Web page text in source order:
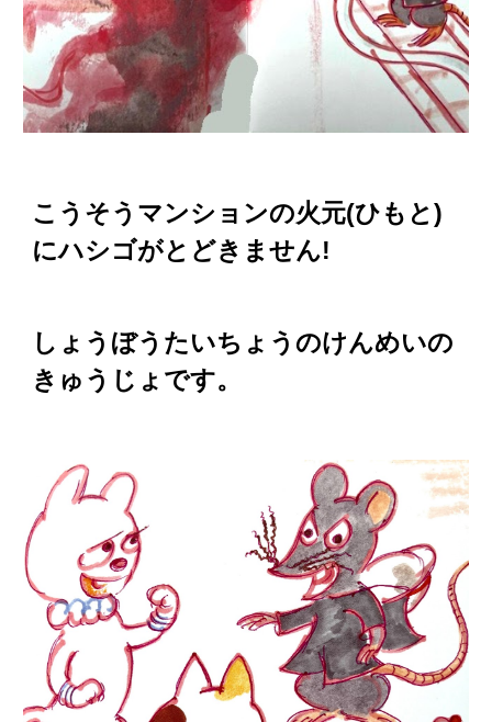
こうそうマンションの火元(ひもと)
にハシゴがとどきません!
しょうぼうたいちょうのけんめいの
きゅうじょです。